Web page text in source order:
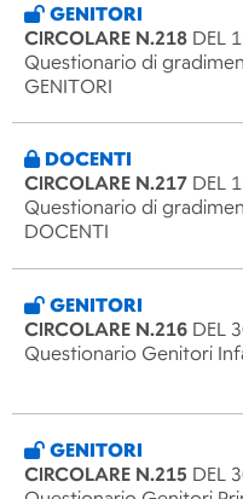
GENITORI
CIRCOLARE N.218 DEL
Questionario di
GENITORI
DOCENTI
CIRCOLARE N.217 DEL
Questionario di
DOCENTI
GENITORI
CIRCOLARE N.216 DEL
Questionario Genitori
GENITORI
CIRCOLARE N.215 DEL